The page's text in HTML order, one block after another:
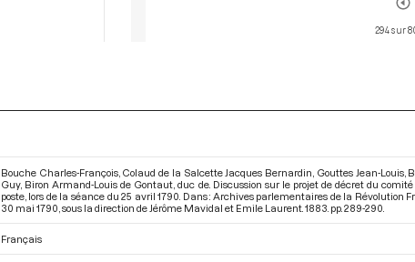
294 sur
Bouche Charles-François, Colaud de la Salcette Jacques Bernardin, Gouttes Jean-
Guy, Biron Armand-Louis de Gontaut, duc de. Discussion sur le projet de décret du
poste, lors de la séance du 25 avril 1790. Dans : Archives parlementaires de la Révolution
30 mai 1790 , sous la direction de Jérôme Mavidal et Emile Laurent. 1883. pp. 289-290.
Français